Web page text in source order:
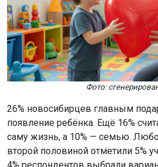
Фото:
26% новосибирцев главным
появление ребёнка. Ещё 16%
саму жизнь, а 10% — семью.
второй половиной отметили 5%